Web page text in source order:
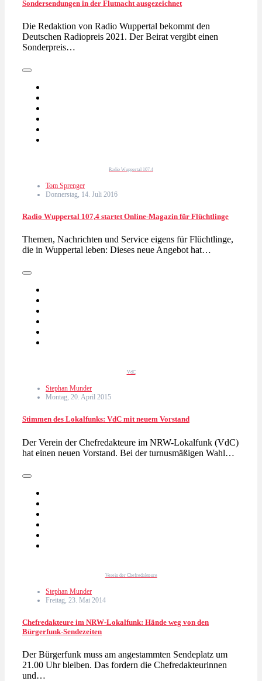
Sondersendungen in der Flutnacht ausgezeichnet
Die Redaktion von Radio Wuppertal bekommt den
Deutschen Radiopreis 2021. Der Beirat vergibt einen
Sonderpreis…
Radio Wuppertal 107.4
Tom Sprenger
Donnerstag, 14. Juli 2016
Radio Wuppertal 107,4 startet Online-Magazin für Flüchtlinge
Themen, Nachrichten und Service eigens für Flüchtlinge,
die in Wuppertal leben: Dieses neue Angebot hat…
VdC
Stephan Munder
Montag, 20. April 2015
Stimmen des Lokalfunks: VdC mit neuem Vorstand
Der Verein der Chefredakteure im NRW-Lokalfunk (VdC)
hat einen neuen Vorstand. Bei der turnusmäßigen Wahl…
Verein der Chefredakteure
Stephan Munder
Freitag, 23. Mai 2014
Chefredakteure im NRW-Lokalfunk: Hände weg von den
Bürgerfunk-Sendezeiten
Der Bürgerfunk muss am angestammten Sendeplatz um
21.00 Uhr bleiben. Das fordern die Chefredakteurinnen
und…